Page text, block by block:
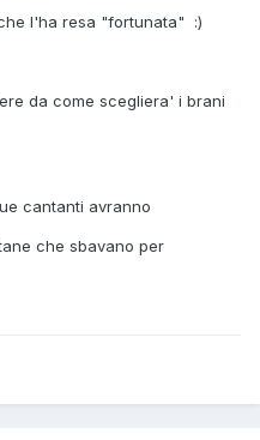
l'ha resa "fortunata" :)
da come scegliera' i brani
cantanti avranno
che sbavano per